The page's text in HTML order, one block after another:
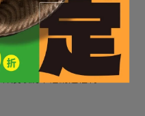
及取消本活動之權利